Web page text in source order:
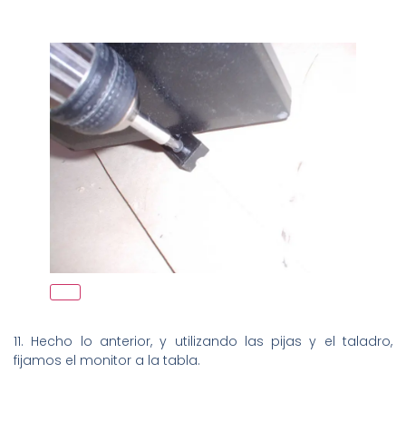
11. Hecho lo anterior, y utilizando las pijas y el taladro,
fijamos el monitor a la tabla.